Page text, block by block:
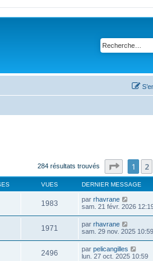
284 résultats trouvés Page 1
1 2
VUES DERNIER MESSAGE
1983 par rhavrane
sam. 21 févr. 2026
1971 par rhavrane
sam. 29 nov. 2025 10:59
2496 par pelicangilles
lun. 27 oct. 2025 10:59